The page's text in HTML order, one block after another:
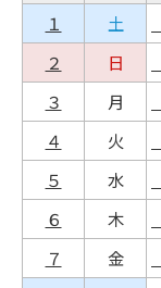
１
土
２
日
３
月
４
火
５
水
６
木
７
金